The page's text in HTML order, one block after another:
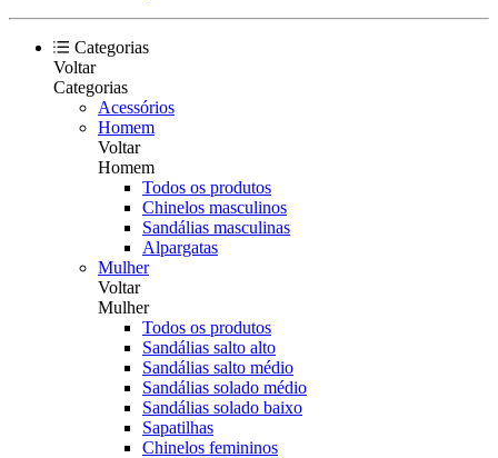
Categorias
Voltar
Categorias
Acessórios
Homem
Voltar
Homem
Todos os produtos
Chinelos masculinos
Sandálias masculinas
Alpargatas
Mulher
Voltar
Mulher
Todos os produtos
Sandálias salto alto
Sandálias salto médio
Sandálias solado médio
Sandálias solado baixo
Sapatilhas
Chinelos femininos